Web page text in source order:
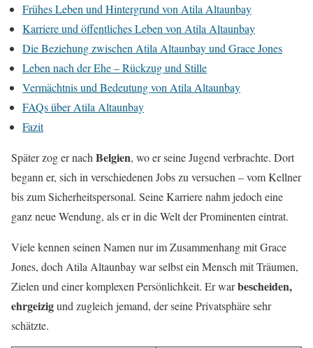
Frühes Leben und Hintergrund von Atila Altaunbay
Karriere und öffentliches Leben von Atila Altaunbay
Die Beziehung zwischen Atila Altaunbay und Grace Jones
Leben nach der Ehe – Rückzug und Stille
Vermächtnis und Bedeutung von Atila Altaunbay
FAQs über Atila Altaunbay
Fazit
Später zog er nach Belgien, wo er seine Jugend verbrachte. Dort
begann er, sich in verschiedenen Jobs zu versuchen – vom Kellner
bis zum Sicherheitspersonal. Seine Karriere nahm jedoch eine
ganz neue Wendung, als er in die Welt der Prominenten eintrat.
Viele kennen seinen Namen nur im Zusammenhang mit Grace
Jones, doch Atila Altaunbay war selbst ein Mensch mit Träumen,
Zielen und einer komplexen Persönlichkeit. Er warbescheiden,
ehrgeizigund zugleich jemand, der seine Privatsphäre sehr
schätzte.